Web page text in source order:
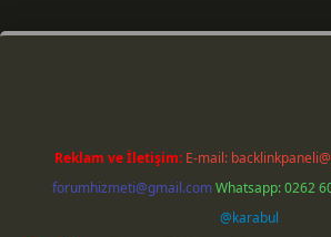
giriş
Reklam ve İletişim: E-mail:
forumhizmeti@gmail.comWhatsapp: 0262
@karabul